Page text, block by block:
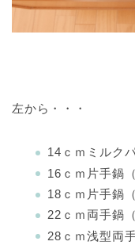
左から・・・
14ｃｍミルク
16ｃｍ片手鍋
18ｃｍ片手鍋
22ｃｍ両手鍋
28ｃｍ浅型両